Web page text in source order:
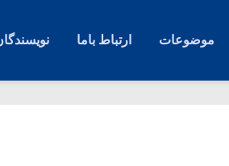
موضوعات ارتباط باما